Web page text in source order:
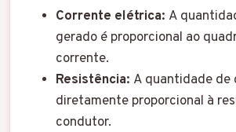
Corrente elétrica: A
gerado é proporcional ao
corrente.
Resistência: A quantidade de
diretamente proporcional à
condutor.